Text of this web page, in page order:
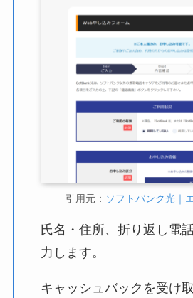
引用元： ソフトバンク光｜
氏名・住所、折り返し電
力します。
キャッシュバックを受け